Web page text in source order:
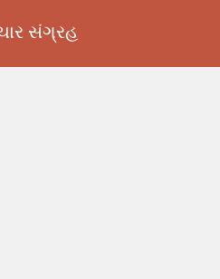
સંગ્રહ